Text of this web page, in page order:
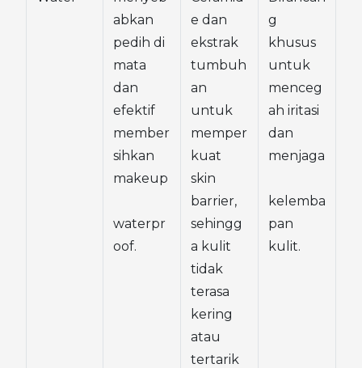
abkan
pedih di
mata
dan
efektif
member
sihkan
makeup
waterpr
oof.
e dan
ekstrak
tumbuh
an
untuk
memper
kuat
skin
barrier,
sehingg
a kulit
tidak
terasa
kering
atau
tertarik
g
khusus
untuk
menceg
ah iritasi
dan
menjaga
kelemba
pan
kulit.